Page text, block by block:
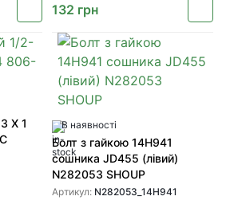
132 грн
X 1
В наявності
Болт з гайкою 14H941
сошника JD455 (лівий)
N282053 SHOUP
Артикул: N282053_14H941